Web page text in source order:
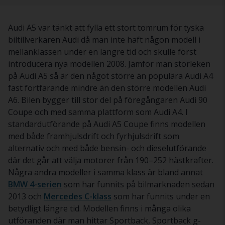
Audi A5 var tänkt att fylla ett stort tomrum för tyska
biltillverkaren Audi då man inte haft någon modell i
mellanklassen under en längre tid och skulle först
introducera nya modellen 2008. Jämför man storleken
på Audi A5 så är den något större än populära Audi A4
fast fortfarande mindre än den större modellen Audi
A6. Bilen bygger till stor del på föregångaren Audi 90
Coupe och med samma plattform som Audi A4. I
standardutförande på Audi A5 Coupe finns modellen
med både framhjulsdrift och fyrhjulsdrift som
alternativ och med både bensin- och dieselutförande
där det går att välja motorer från 190–252 hästkrafter.
Några andra modeller i samma klass är bland annat
BMW 4-serien som har funnits på bilmarknaden sedan
2013 och Mercedes C-klass som har funnits under en
betydligt längre tid. Modellen finns i många olika
utföranden där man hittar Sportback, Sportback g-